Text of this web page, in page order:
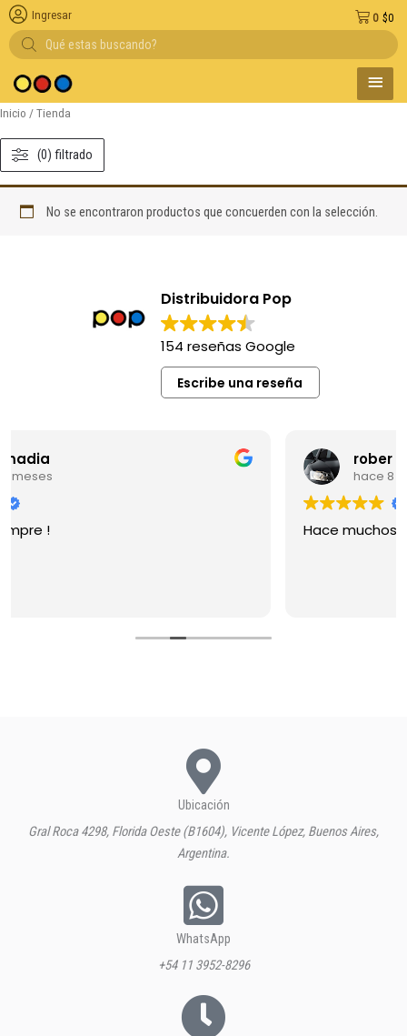
Búsqueda
de
productos
Entregas en el
$0
0
Ingresar
MENÚ
Inicio / Tienda
(0) filtrado
No se encontraron productos que concuerden con la selección.
Distribuidora Pop
154 reseñas Google
Escribe una reseña
rober gau
Hace muchos años que compro.
Ubicación
Gral Roca 4298, Florida Oeste (B1604), Vicente López, Buenos Aires,
Argentina.
WhatsApp
+54 11 3952-8296